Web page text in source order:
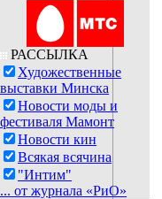
РАССЫЛКА
Художественные
выставки Минска
Новости моды и
фестиваля Мамонт
Новости кин
Всякая всячина
"Интим"
... от журнала «РиО»